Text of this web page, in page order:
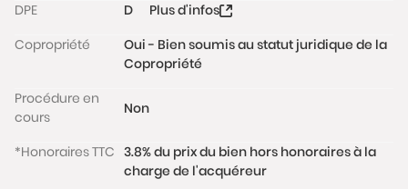
DPE
D
Plus d'infos
Copropriété
Oui - Bien soumis au statut juridique de la
Copropriété
Procédure en
cours
Non
*Honoraires TTC 3.8% du prix du bien hors honoraires à la
charge de l'acquéreur